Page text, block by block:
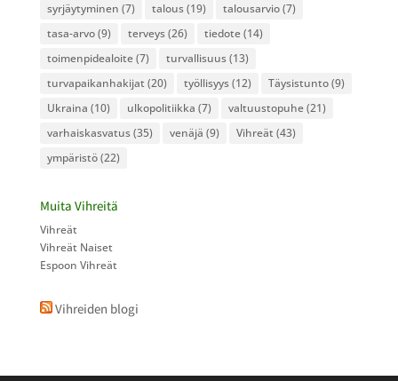
syrjäytyminen (7) talous(19) talousarvio(7)
tasa-arvo(9) terveys(26) tiedote(14)
toimenpidealoite(7) turvallisuus(13)
turvapaikanhakijat (20) työllisyys(12) Täysistunto(9)
Ukraina (10) ulkopolitiikka (7) valtuustopuhe(21)
varhaiskasvatus(35) venäjä (9) Vihreät (43)
ympäristö(22)
Muita Vihreitä
Vihreät
Vihreät Naiset
Espoon Vihreät
Vihreiden blogi